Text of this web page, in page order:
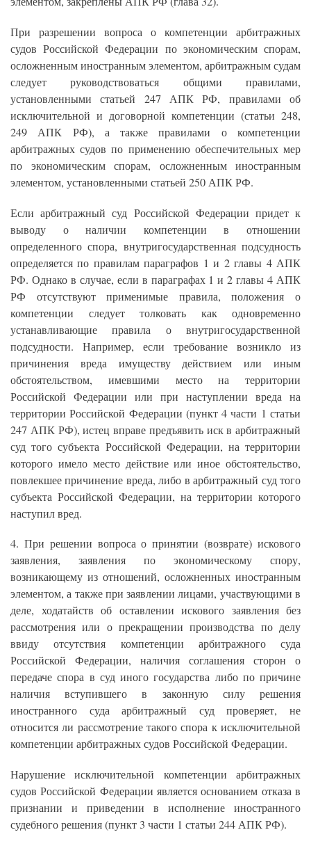
При разрешении вопроса о компетенции арбитражных
судов Российской Федерации по экономическим спорам,
осложненным иностранным элементом, арбитражным судам
следует руководствоваться общими правилами,
установленными статьей 247 АПК РФ, правилами об
исключительной и договорной компетенции (статьи 248,
249 АПК РФ), а также правилами о компетенции
арбитражных судов по применению обеспечительных мер
по экономическим спорам, осложненным иностранным
элементом, установленными статьей 250 АПК РФ.
Если арбитражный суд Российской Федерации придет к
выводу о наличии компетенции в отношении
определенного спора, внутригосударственная подсудность
определяется по правилам параграфов 1 и 2 главы 4 АПК
РФ. Однако в случае, если в параграфах 1 и 2 главы 4 АПК
РФ отсутствуют применимые правила, положения о
компетенции следует толковать как одновременно
устанавливающие правила о внутригосударственной
подсудности. Например, если требование возникло из
причинения вреда имуществу действием или иным
обстоятельством, имевшими место на территории
Российской Федерации или при наступлении вреда на
территории Российской Федерации (пункт 4 части 1 статьи
247 АПК РФ), истец вправе предъявить иск в арбитражный
суд того субъекта Российской Федерации, на территории
которого имело место действие или иное обстоятельство,
повлекшее причинение вреда, либо в арбитражный суд того
субъекта Российской Федерации, на территории которого
наступил вред.
4. При решении вопроса о принятии (возврате) искового
заявления, заявления по экономическому спору,
возникающему из отношений, осложненных иностранным
элементом, а также при заявлении лицами, участвующими в
деле, ходатайств об оставлении искового заявления без
рассмотрения или о прекращении производства по делу
ввиду отсутствия компетенции арбитражного суда
Российской Федерации, наличия соглашения сторон о
передаче спора в суд иного государства либо по причине
наличия вступившего в законную силу решения
иностранного суда арбитражный суд проверяет, не
относится ли рассмотрение такого спора к исключительной
компетенции арбитражных судов Российской Федерации.
Нарушение исключительной компетенции арбитражных
судов Российской Федерации является основанием отказа в
признании и приведении в исполнение иностранного
судебного решения (пункт 3 части 1 статьи 244 АПК РФ).